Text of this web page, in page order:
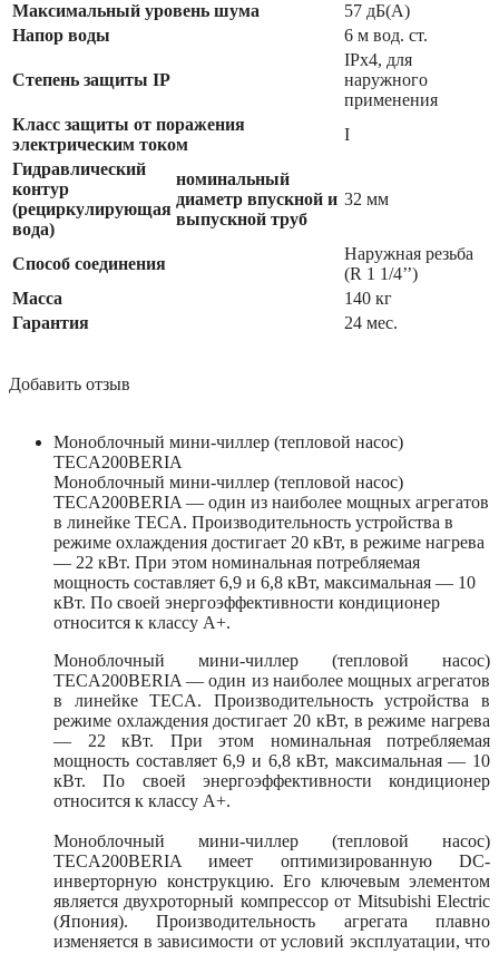
Максимальный уровень шума
57 дБ(А)
Напор воды
6 м вод. ст.
Степень защиты IP
IPx4, для
наружного
применения
Класс защиты от поражения
электрическим током
I
Гидравлический
контур
(рециркулирующая
вода)
номинальный
диаметр впускной и
выпускной труб
32 мм
Способ соединения
Наружная резьба
(R 1 1/4’’)
Масса
140 кг
Гарантия
24 мес.
Добавить отзыв
Моноблочный мини-чиллер (тепловой насос)
TECA200BERIA
Моноблочный мини-чиллер (тепловой насос)
TECA200BERIA — один из наиболее мощных агрегатов
в линейке TECA. Производительность устройства в
режиме охлаждения достигает 20 кВт, в режиме нагрева
— 22 кВт. При этом номинальная потребляемая
мощность составляет 6,9 и 6,8 кВт, максимальная — 10
кВт. По своей энергоэффективности кондиционер
относится к классу A+.
Моноблочный мини-чиллер (тепловой насос)
TECA200BERIA — один из наиболее мощных агрегатов
в линейке TECA. Производительность устройства в
режиме охлаждения достигает 20 кВт, в режиме нагрева
— 22 кВт. При этом номинальная потребляемая
мощность составляет 6,9 и 6,8 кВт, максимальная — 10
кВт. По своей энергоэффективности кондиционер
относится к классу A+.
Моноблочный мини-чиллер (тепловой насос)
TECA200BERIA имеет оптимизированную DC-
инверторную конструкцию. Его ключевым элементом
является двухроторный компрессор от Mitsubishi Electric
(Япония). Производительность агрегата плавно
изменяется в зависимости от условий эксплуатации, что